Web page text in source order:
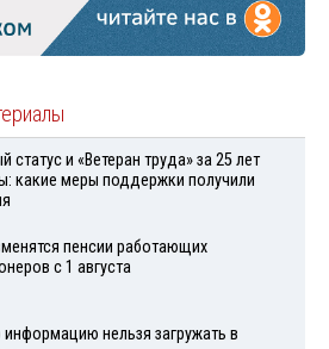
статус и «Ветеран труда» за 25 лет
какие меры поддержки получили
пенсии работающих
с 1 августа
информацию нельзя загружать в